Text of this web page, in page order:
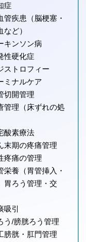
症
管疾患（脳梗塞・
など）
キンソン病
性硬化症
ストロフィー
ミナルケア
切開管理
管理（床ずれの処
酸素療法
末期の疼痛管理
疼痛の管理
栄養（胃管挿入・
胃ろう管理・交
吸引
う/膀胱ろう管理
膀胱・肛門管理